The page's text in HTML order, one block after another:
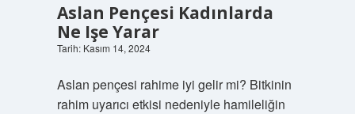
Aslan Pençesi Kadınlarda
Ne Işe Yarar
Tarih: Kasım 14, 2024
Aslan pençesi rahime iyi gelir mi? Bitkinin
rahim uyarıcı etkisi nedeniyle hamileliğin